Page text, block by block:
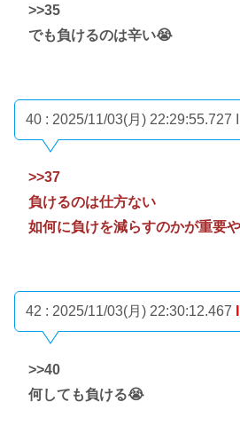
>>35
でも負けるのは辛い😭
40 : 2025/11/03(月) 22:29:55.727
>>37
負けるのは仕方ない
如何に負けを減らすのかが重要や
42 : 2025/11/03(月) 22:30:12.467
>>40
何しても負ける😭